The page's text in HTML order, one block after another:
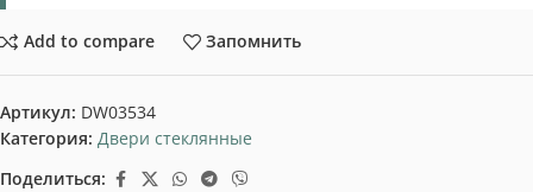
Add to compare Запомнить
Артикул: DW03534
Категория: Двери стеклянные
Поделиться: